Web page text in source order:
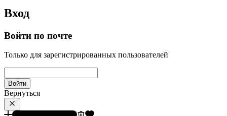
Вход
Войти по почте
Только для зарегистрированных пользователей
Войти
Вернуться